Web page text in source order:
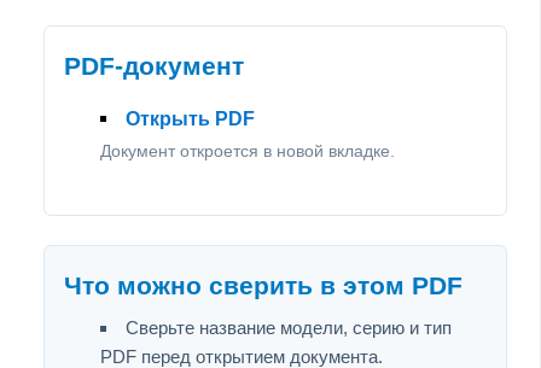
PDF-документ
Открыть PDF
Документ откроется в новой вкладке.
Что можно сверить в этом PDF
Сверьте название модели, серию и тип
PDF перед открытием документа.